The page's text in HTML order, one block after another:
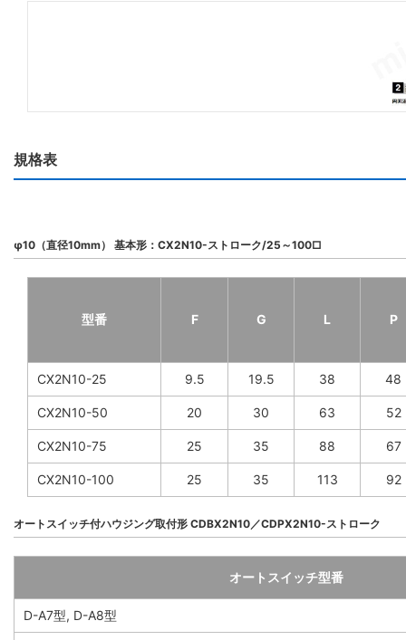
規格表
φ10（直径10mm） 基本形：CX2N10-ストローク/25～100□
型番 F G L P
CX2N10-25 9.5 19.5 38 48
CX2N10-50 20 30 63 52
CX2N10-75 25 35 88 67
CX2N10-100 25 35 113 92
オートスイッチ付ハウジング取付形 CDBX2N10／CDPX2N10-ストローク
オートスイッチ型番
D-A7型, D-A8型